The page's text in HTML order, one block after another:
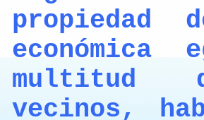
propiedad
económica
multitud
vecinos,